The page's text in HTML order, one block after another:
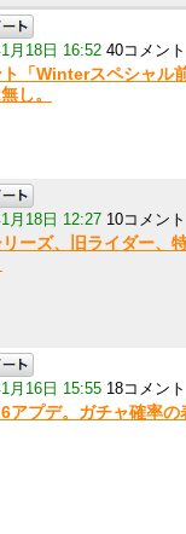
月18日 16:52 40コメント
ト「Winterスペシャル
し。
月18日 12:27 10コメント
ーズ、旧ライダー、
月16日 15:55 18コメント
アプデ。ガチャ確率の